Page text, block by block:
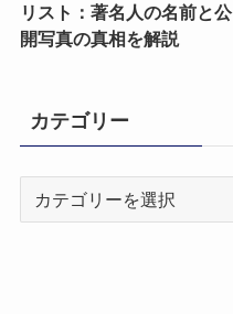
リスト：著名人の名前と公
開写真の真相を解説
カテゴリー